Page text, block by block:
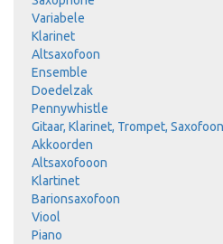
Variabele
Klarinet
Altsaxofoon
Ensemble
Doedelzak
Pennywhistle
Gitaar, Klarinet, Trompet,
Akkoorden
Altsaxofooon
Klartinet
Barionsaxofoon
Viool
Piano